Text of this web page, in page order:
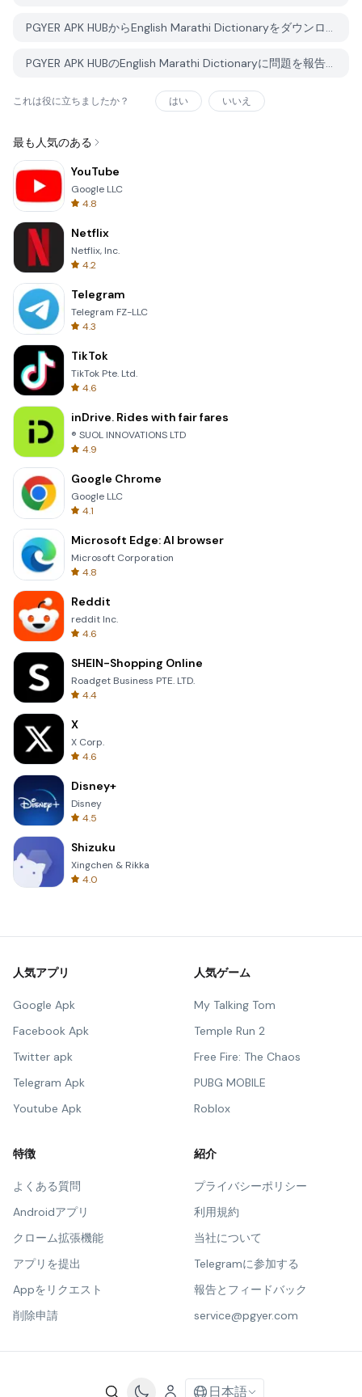
PGYER APK HUBからEnglish Marathi Dictionaryをダウンロードするにはアカウントが必要ですか？
PGYER APK HUBのEnglish Marathi Dictionaryに問題を報告する方法は？
これは役に立ちましたか？ はい いいえ
最も人気のある
YouTube
Google LLC
4.8
Netflix
Netflix, Inc.
4.2
Telegram
Telegram FZ-LLC
4.3
TikTok
TikTok Pte. Ltd.
4.6
inDrive. Rides with fair fares
® SUOL INNOVATIONS LTD
4.9
Google Chrome
Google LLC
4.1
Microsoft Edge: AI browser
Microsoft Corporation
4.8
Reddit
reddit Inc.
4.6
SHEIN-Shopping Online
Roadget Business PTE. LTD.
4.4
X
X Corp.
4.6
Disney+
Disney
4.5
Shizuku
Xingchen & Rikka
4.0
人気アプリ
Google Apk
Facebook Apk
Twitter apk
Telegram Apk
Youtube Apk
人気ゲーム
My Talking Tom
Temple Run 2
Free Fire: The Chaos
PUBG MOBILE
Roblox
特徴
よくある質問
Androidアプリ
クローム拡張機能
アプリを提出
Appをリクエスト
削除申請
紹介
プライバシーポリシー
利用規約
当社について
Telegramに参加する
報告とフィードバック
service@pgyer.com
日本語